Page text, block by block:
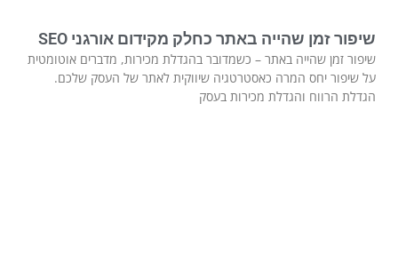
שיפור זמן שהייה באתר כחלק מקידום אורגני SEO
שיפור זמן שהייה באתר – כשמדובר בהגדלת מכירות, מדברים אוטומטית
על שיפור יחס המרה כאסטרטגיה שיווקית לאתר של העסק שלכם.
הגדלת הרווח והגדלת מכירות בעסק